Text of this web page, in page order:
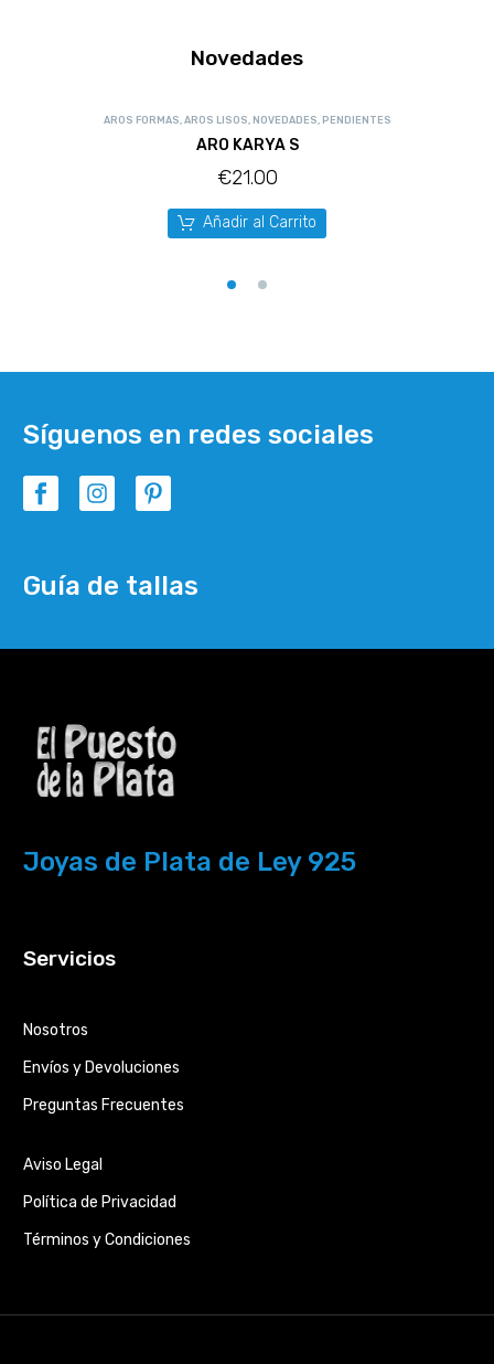
Novedades
AROS FORMAS, AROS LISOS, NOVEDADES, PENDIENTES
ARO KARYA S
€21.00
Añadir al Carrito
Síguenos en redes sociales
Guía de tallas
Joyas de Plata de Ley 925
Servicios
Nosotros
Envíos y Devoluciones
Preguntas Frecuentes
Aviso Legal
Política de Privacidad
Términos y Condiciones